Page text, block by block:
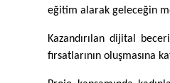
eğitim alarak geleceğin
Kazandırılan dijital
fırsatlarının oluşmasına